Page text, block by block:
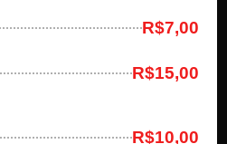
R$7,00
R$15,00
R$10,00